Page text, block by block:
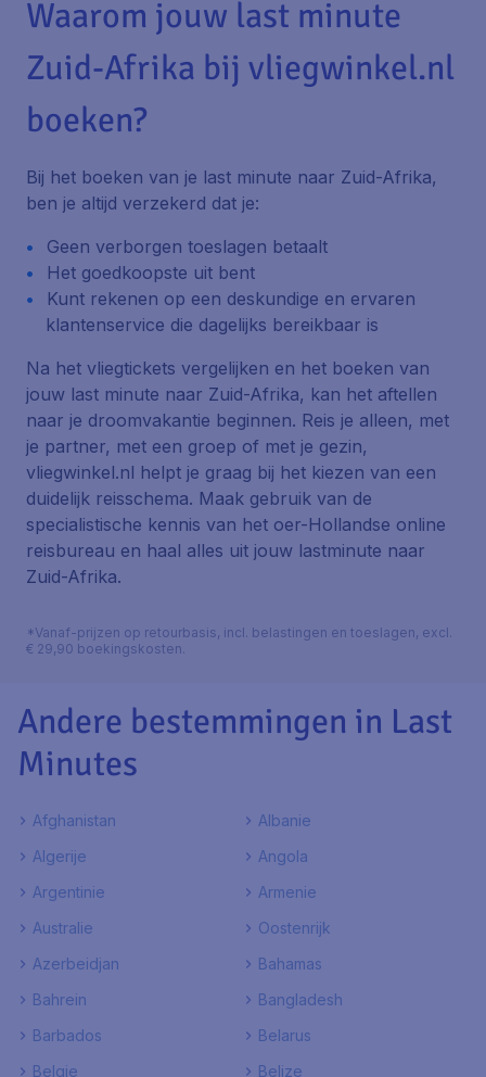
Waarom jouw last minute
Zuid-Afrika bij vliegwinkel.nl
boeken?
Bij het boeken van je last minute naar Zuid-Afrika,
ben je altijd verzekerd dat je:
Geen verborgen toeslagen betaalt
Het goedkoopste uit bent
Kunt rekenen op een deskundige en ervaren
klantenservice die dagelijks bereikbaar is
Na het vliegtickets vergelijken en het boeken van
jouw last minute naar Zuid-Afrika, kan het aftellen
naar je droomvakantie beginnen. Reis je alleen, met
je partner, met een groep of met je gezin,
vliegwinkel.nl helpt je graag bij het kiezen van een
duidelijk reisschema. Maak gebruik van de
specialistische kennis van het oer-Hollandse online
reisbureau en haal alles uit jouw lastminute naar
Zuid-Afrika.
*Vanaf-prijzen op retourbasis, incl. belastingen en toeslagen, excl.
€ 29,90 boekingskosten.
Andere bestemmingen in Last
Minutes
Afghanistan
Albanie
Algerije
Angola
Argentinie
Armenie
Australie
Oostenrijk
Azerbeidjan
Bahamas
Bahrein
Bangladesh
Barbados
Belarus
Belgie
Belize